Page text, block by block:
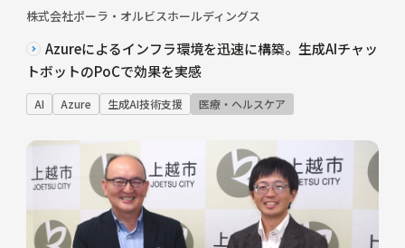
株式会社ポーラ・オルビスホールディングス
Azureによるインフラ環境を迅速に構築。生成AIチャッ
トボットのPoCで効果を実感
AI Azure 生成AI技術支援 医療・ヘルスケア